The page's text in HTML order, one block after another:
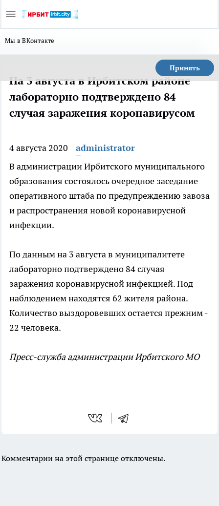
Мы в ВКонтакте
Принять
На 3 августа в Ирбитском районе
лабораторно подтверждено 84
случая заражения коронавирусом
4 августа 2020
administrator
В администрации Ирбитского муниципального
образования состоялось очередное заседание
оперативного штаба по предупреждению завоза
и распространения новой коронавирусной
инфекции.
По данным на 3 августа в муниципалитете
лабораторно подтверждено 84 случая
заражения коронавирусной инфекцией. Под
наблюдением находятся 62 жителя района.
Количество выздоровевших остается прежним -
22 человека.
Пресс-служба администрации Ирбитского МО
Комментарии на этой странице отключены.